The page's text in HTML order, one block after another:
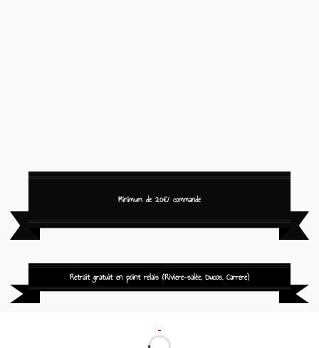
Minimum de 20€/ commande
Retrait gratuit en point relais (Riviere-salée, Ducos, Carrere)